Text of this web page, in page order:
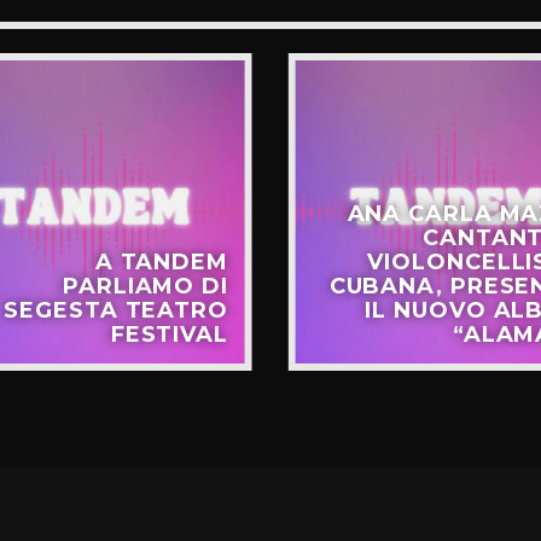
A TANDEM
PARLIAMO DI
SEGESTA TEATRO
FESTIVAL
ANA CARLA
CUBANA,
IL NUOVO